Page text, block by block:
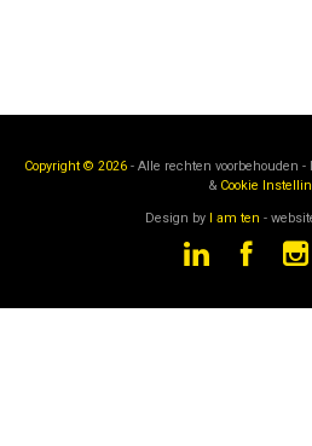
Copyright © 2026 - Alle rechten voorbehouden -
& Cookie
Design by I am ten -